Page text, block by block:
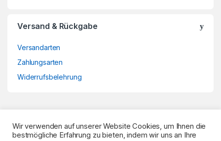
Versand & Rückgabe
Versandarten
Zahlungsarten
Widerrufsbelehrung
Wir verwenden auf unserer Website Cookies, um Ihnen die
bestmögliche Erfahrung zu bieten, indem wir uns an Ihre